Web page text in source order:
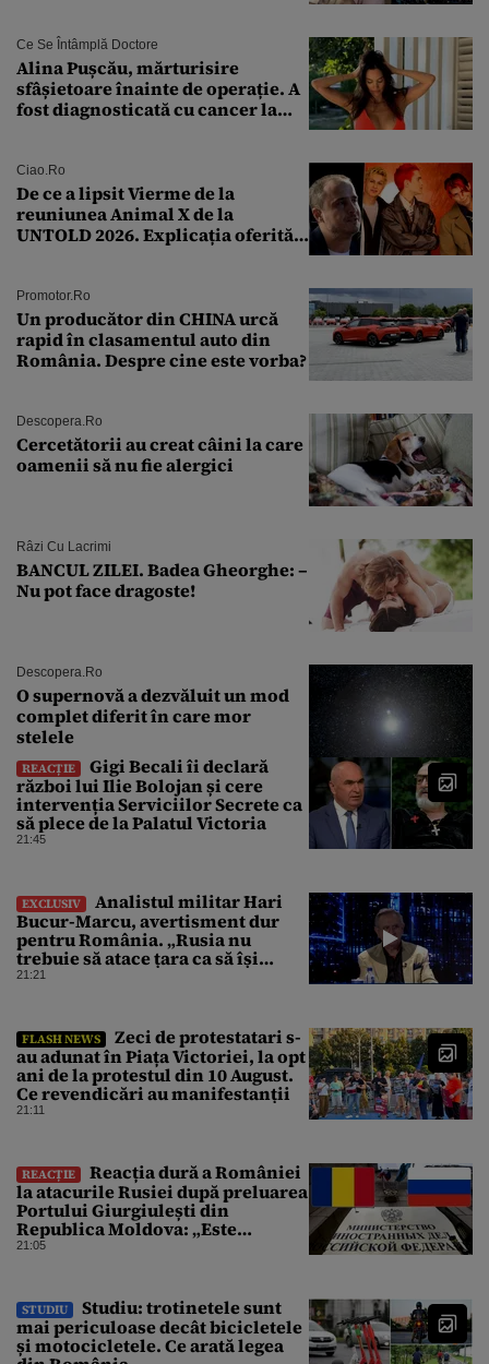
Ce Se Întâmplă Doctore
Alina Pușcău, mărturisire
sfâșietoare înainte de operație. A
fost diagnosticată cu cancer la
îmi salvez viața”
Ciao.ro
De ce a lipsit Vierme de la
reuniunea Animal X de la
UNTOLD 2026. Explicația oferită
Promotor.ro
Un producător din CHINA urcă
rapid în clasamentul auto din
România. Despre cine este vorba?
Descopera.ro
Cercetătorii au creat câini la care
oamenii să nu fie alergici
Râzi Cu Lacrimi
BANCUL ZILEI. Badea Gheorghe: –
Nu pot face dragoste!
Descopera.ro
O supernovă a dezvăluit un mod
complet diferit în care mor
stelele
REACȚIE
Gigi Becali îi declară
război lui Ilie Bolojan și cere
intervenția Serviciilor Secrete ca
să plece de la Palatul Victoria
21:45
EXCLUSIV
Analistul militar Hari
Bucur-Marcu, avertisment dur
pentru România. „Rusia nu
trebuie să atace țara ca să își
atingă obiectivele de aici”
21:21
FLASH NEWS
Zeci de protestatari s-
au adunat în Piața Victoriei, la opt
ani de la protestul din 10 August.
Ce revendicări au manifestanții
21:11
REACȚIE
Reacția dură a României
la atacurile Rusiei după preluarea
Portului Giurgiulești din
Republica Moldova: „Este
propagandă stalinistă”
21:05
STUDIU
Studiu: trotinetele sunt
mai periculoase decât bicicletele
și motocicletele. Ce arată legea